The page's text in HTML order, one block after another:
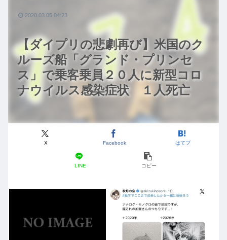
【ダイプリの悲劇再び】米国のク
ルーズ船「グランド・プリンセ
ス」で乗客乗員２０人に新型コロ
ナウイルス感染症状 １人死亡
X Facebook はてブ
LINE コピー
2020.03.05 04:23